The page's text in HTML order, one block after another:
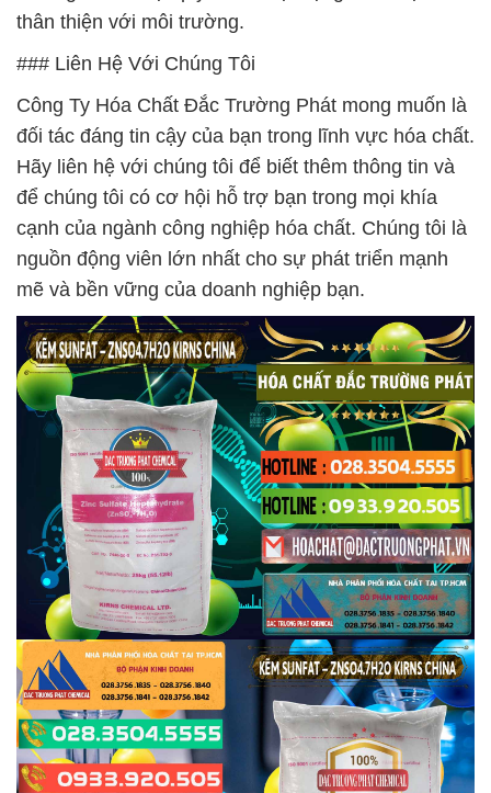
thân thiện với môi trường.
### Liên Hệ Với Chúng Tôi
Công Ty Hóa Chất Đắc Trường Phát mong muốn là
đối tác đáng tin cậy của bạn trong lĩnh vực hóa chất.
Hãy liên hệ với chúng tôi để biết thêm thông tin và
để chúng tôi có cơ hội hỗ trợ bạn trong mọi khía
cạnh của ngành công nghiệp hóa chất. Chúng tôi là
nguồn động viên lớn nhất cho sự phát triển mạnh
mẽ và bền vững của doanh nghiệp bạn.